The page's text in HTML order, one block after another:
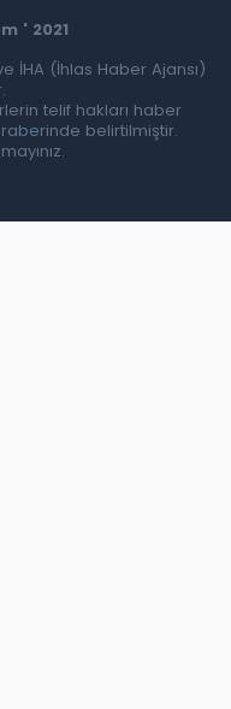
' 2021
İHA (İhlas Haber Ajansı)
telif hakları haber
belirtilmiştir.